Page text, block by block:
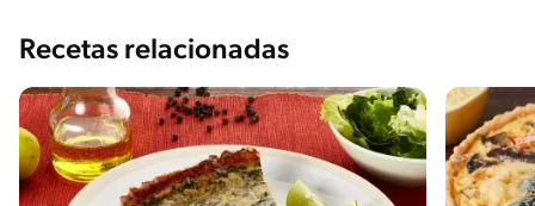
Recetas relacionadas